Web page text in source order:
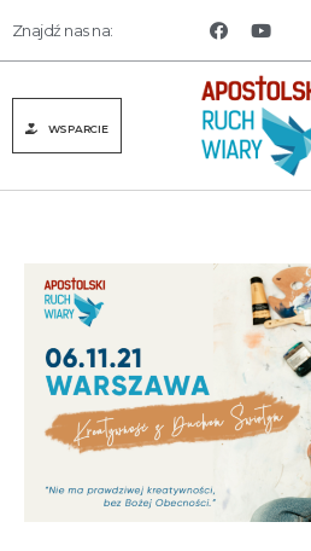
Znajdź nas na:
WSPARCIE